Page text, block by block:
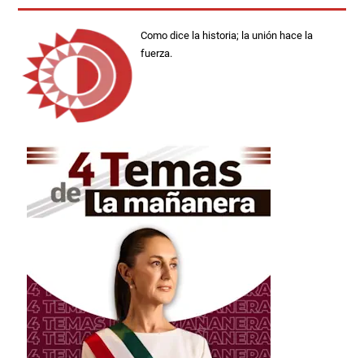
Como dice la historia; la unión hace la
fuerza.